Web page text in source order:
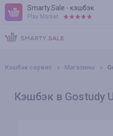
Smarty.Sale - кэшбэк
Play Market:
ПРАВИЛА
ПЛАГИНЫ
Кэшбэк сервис Магазины
Кэшбэк в Gostudy